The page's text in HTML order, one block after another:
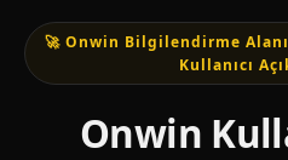
🚀 Onwin Bilgilendirme
Kullanıcı
Onwin